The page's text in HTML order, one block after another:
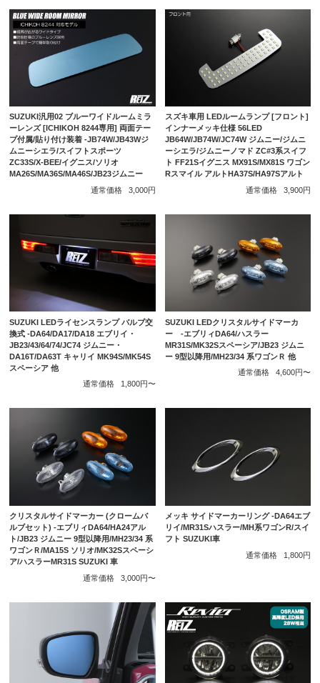
SUZUKI汎用02 ブルーワイドルームミラ
ーレンズ [ICHIKOH 8244専用] 両面テー
プ付属/貼り付け装着 -JB74W/JB43Wジ
ムニーシエラ/スイフトスポーツ
ZC33S/X-BEE/イグニス/ソリオ
MA26S/MA36S/MA46S/JB23ジムニー
通常価格
3,000円
スズキ車用 LEDルームランプ [フロント]
インナーメッキ仕様 56LED
JB64W/JB74W/JC74W ジムニー/ジムニ
ーシエラ/ジムニーノマド ZC#3系スイフ
ト FF21Sイグニス MX91S/MX81S ワゴン
Rスマイル アルトHA37S/HA97Sアルト
通常価格
3,900円
SUZUKI LEDライセンスランプ バルブ交
換式 -DA64/DA17/DA18 エブリイ・
JB23/43/64/74/JC74 ジムニー・
DA16T/DA63T キャリイ MK94S/MK54S
スペーシア 他
通常価格
1,800円〜
SUZUKI LEDクリスタルサイドマーカ
ー -エブリィDA64/ハスラー
MR31S/MK32Sスペーシア/JB23 ジムニ
ー 9型以降用/MH23/34 系ワゴンＲ 他
通常価格
4,600円〜
クリスタルサイドマーカー (クロームバ
ルブセット) -エブリィDA64/HA24アル
ト/JB23 ジムニー 9型以降用/MH23/34 系
ワゴンＲ/MA15S ソリオ/MK32Sスペーシ
ア/ハスラーMR31S SUZUKI 車
通常価格
3,000円〜
メッキ サイドマーカーリング -DA64エブ
リイ/MR31Sハスラー/MH系ワゴンR/スイ
フト SUZUKI車
通常価格
1,800円